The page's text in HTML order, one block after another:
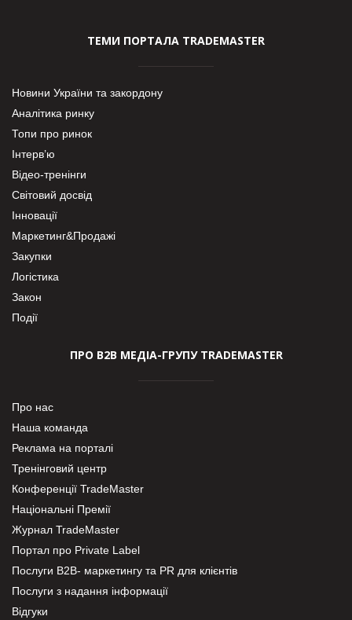
ТЕМИ ПОРТАЛА TRADEMASTER
Новини України та закордону
Аналітика ринку
Топи про ринок
Інтерв’ю
Відео-тренінги
Світовий досвід
Інновації
Маркетинг&Продажі
Закупки
Логістика
Закон
Події
ПРО В2В МЕДІА-ГРУПУ TRADEMASTER
Про нас
Наша команда
Реклама на порталі
Тренінговий центр
Конференції TradeMaster
Національні Премії
Журнал TradeMaster
Портал про Private Label
Послуги В2В- маркетингу та PR для клієнтів
Послуги з надання інформації
Відгуки